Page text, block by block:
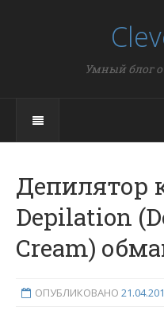
Умный блог о
Депилятор
Depilation
Cream)
ОПУБЛИКОВАНО